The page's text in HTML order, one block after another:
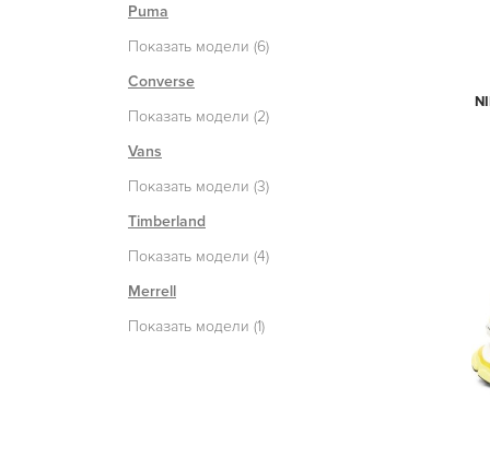
Puma
Показать модели (6)
Converse
Показать модели (2)
Vans
Показать модели (3)
Timberland
Показать модели (4)
Merrell
Показать модели (1)